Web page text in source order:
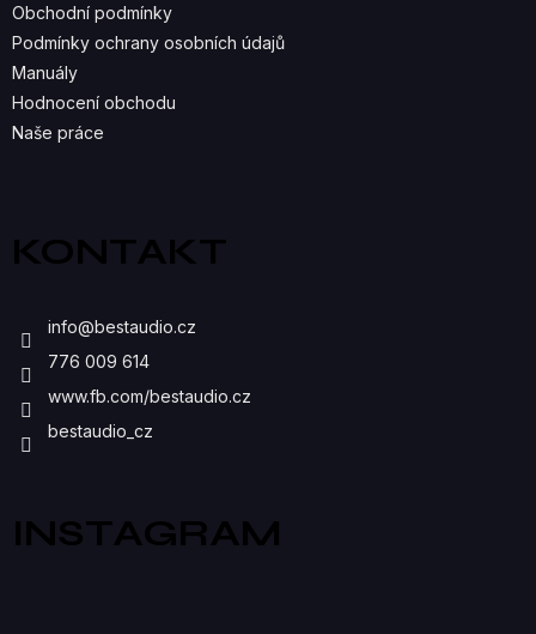
R
V
Obchodní podmínky
Podmínky ochrany osobních údajů
Manuály
Hodnocení obchodu
Naše práce
KONTAKT
info@bestaudio.cz
776 009 614
www.fb.com/bestaudio.cz
bestaudio_cz
INSTAGRAM